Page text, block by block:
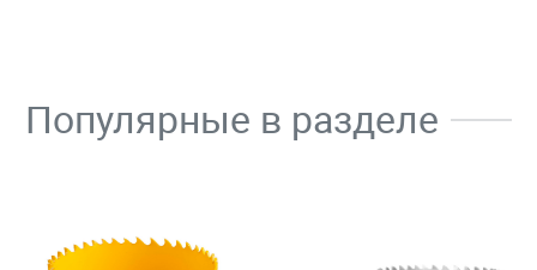
Популярные в разделе